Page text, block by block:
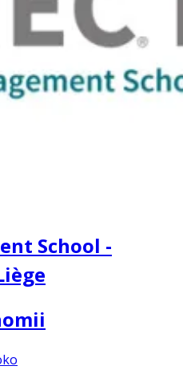
School -